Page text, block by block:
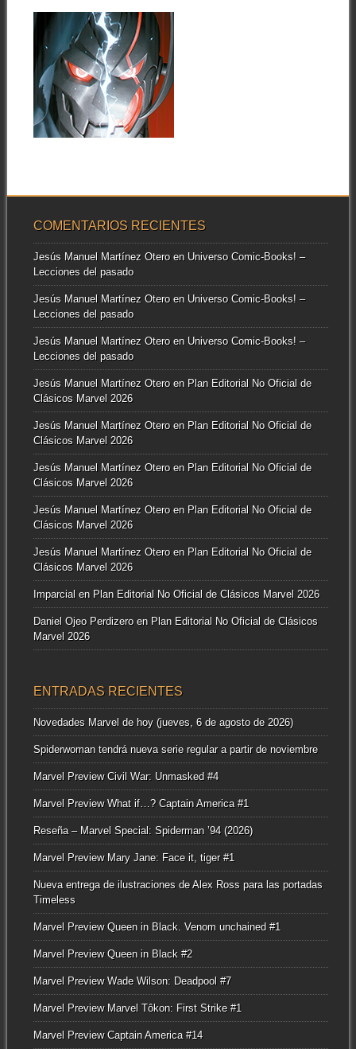
27.04.26
MARVEL PREVIEW
DOOM 2099: RAGE
OF DOOM #1
A continuación puedes ver la
portada y las primeras
páginas del...
COMENTARIOS RECIENTES
Jesús Manuel Martínez Oteroen Universo Comic-Books! –
Lecciones del pasado
Jesús Manuel Martínez Oteroen Universo Comic-Books! –
Lecciones del pasado
Jesús Manuel Martínez Oteroen Universo Comic-Books! –
Lecciones del pasado
Jesús Manuel Martínez Oteroen Plan Editorial No Oficial de
Clásicos Marvel 2026
Jesús Manuel Martínez Oteroen Plan Editorial No Oficial de
Clásicos Marvel 2026
Jesús Manuel Martínez Oteroen Plan Editorial No Oficial de
Clásicos Marvel 2026
Jesús Manuel Martínez Oteroen Plan Editorial No Oficial de
Clásicos Marvel 2026
Jesús Manuel Martínez Oteroen Plan Editorial No Oficial de
Clásicos Marvel 2026
Imparcialen Plan Editorial No Oficial de Clásicos Marvel 2026
Daniel Ojeo Perdizeroen Plan Editorial No Oficial de Clásicos
Marvel 2026
ENTRADAS RECIENTES
Novedades Marvel de hoy (jueves, 6 de agosto de 2026)
Spiderwoman tendrá nueva serie regular a partir de noviembre
Marvel Preview Civil War: Unmasked #4
Marvel Preview What if…? Captain America #1
Reseña – Marvel Special: Spiderman ’94 (2026)
Marvel Preview Mary Jane: Face it, tiger #1
Nueva entrega de ilustraciones de Alex Ross para las portadas
Timeless
Marvel Preview Queen in Black. Venom unchained #1
Marvel Preview Queen in Black #2
Marvel Preview Wade Wilson: Deadpool #7
Marvel Preview Marvel Tôkon: First Strike #1
Marvel Preview Captain America #14